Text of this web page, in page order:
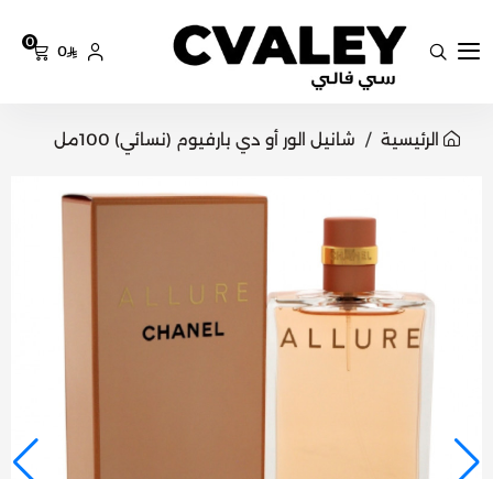
سي فالي
0
0
الرئيسية شانيل الور أو دي بارفيوم (نسائي) 100مل